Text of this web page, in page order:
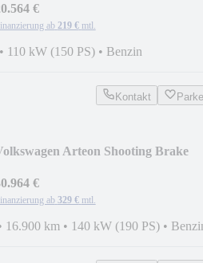
€
ab 219 € mtl.
• 110 kW (150 PS) • Benzin
Kontakt
Arteon Shooting Brake
€
ab 329 € mtl.
16.900 km • 140 kW (190 PS) •